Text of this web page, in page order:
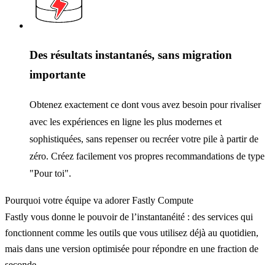
Des résultats instantanés, sans migration
importante
Obtenez exactement ce dont vous avez besoin pour rivaliser
avec les expériences en ligne les plus modernes et
sophistiquées, sans repenser ou recréer votre pile à partir de
zéro. Créez facilement vos propres recommandations de type
"Pour toi".
Pourquoi votre équipe va adorer Fastly Compute
Fastly vous donne le pouvoir de l’instantanéité : des services qui
fonctionnent comme les outils que vous utilisez déjà au quotidien,
mais dans une version optimisée pour répondre en une fraction de